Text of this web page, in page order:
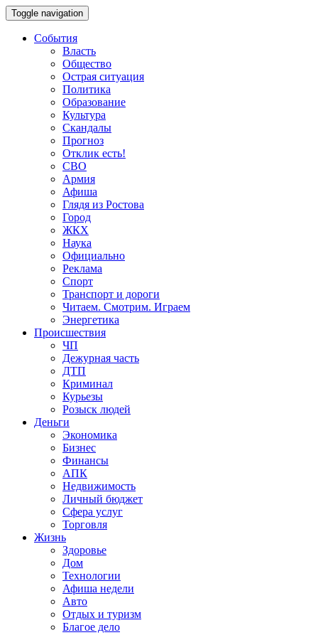
Toggle navigation
События
Власть
Общество
Острая ситуация
Политика
Образование
Культура
Скандалы
Прогноз
Отклик есть!
СВО
Армия
Афиша
Глядя из Ростова
Город
ЖКХ
Наука
Официально
Реклама
Спорт
Транспорт и дороги
Читаем. Смотрим. Играем
Энергетика
Происшествия
ЧП
Дежурная часть
ДТП
Криминал
Курьезы
Розыск людей
Деньги
Экономика
Бизнес
Финансы
АПК
Недвижимость
Личный бюджет
Сфера услуг
Торговля
Жизнь
Здоровье
Дом
Технологии
Афиша недели
Авто
Отдых и туризм
Благое дело